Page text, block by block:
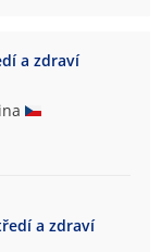
a zdraví
a zdraví